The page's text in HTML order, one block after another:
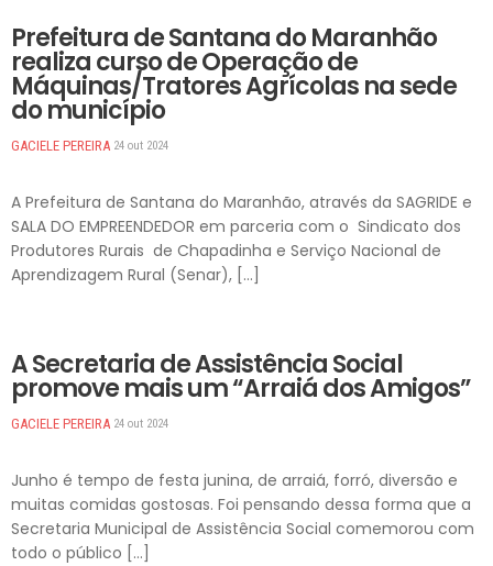
Prefeitura de Santana do Maranhão
realiza curso de Operação de
Máquinas/Tratores Agrícolas na sede
do município
GACIELE PEREIRA 24 out 2024
A Prefeitura de Santana do Maranhão, através da SAGRIDE e
SALA DO EMPREENDEDOR em parceria com o Sindicato dos
Produtores Rurais de Chapadinha e Serviço Nacional de
Aprendizagem Rural (Senar), […]
A Secretaria de Assistência Social
promove mais um “Arraiá dos Amigos”
GACIELE PEREIRA 24 out 2024
Junho é tempo de festa junina, de arraiá, forró, diversão e
muitas comidas gostosas. Foi pensando dessa forma que a
Secretaria Municipal de Assistência Social comemorou com
todo o público […]